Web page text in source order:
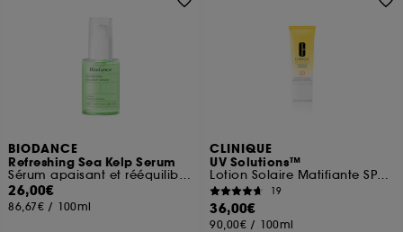
BIODANCE
Refreshing Sea Kelp Serum
Sérum apaisant et rééquilibrant
26,00€
86,67€ / 100ml
CLINIQUE
UV Solutions™
Lotion Solaire Matifiante SPF 50
19
36,00€
90,00€ / 100ml